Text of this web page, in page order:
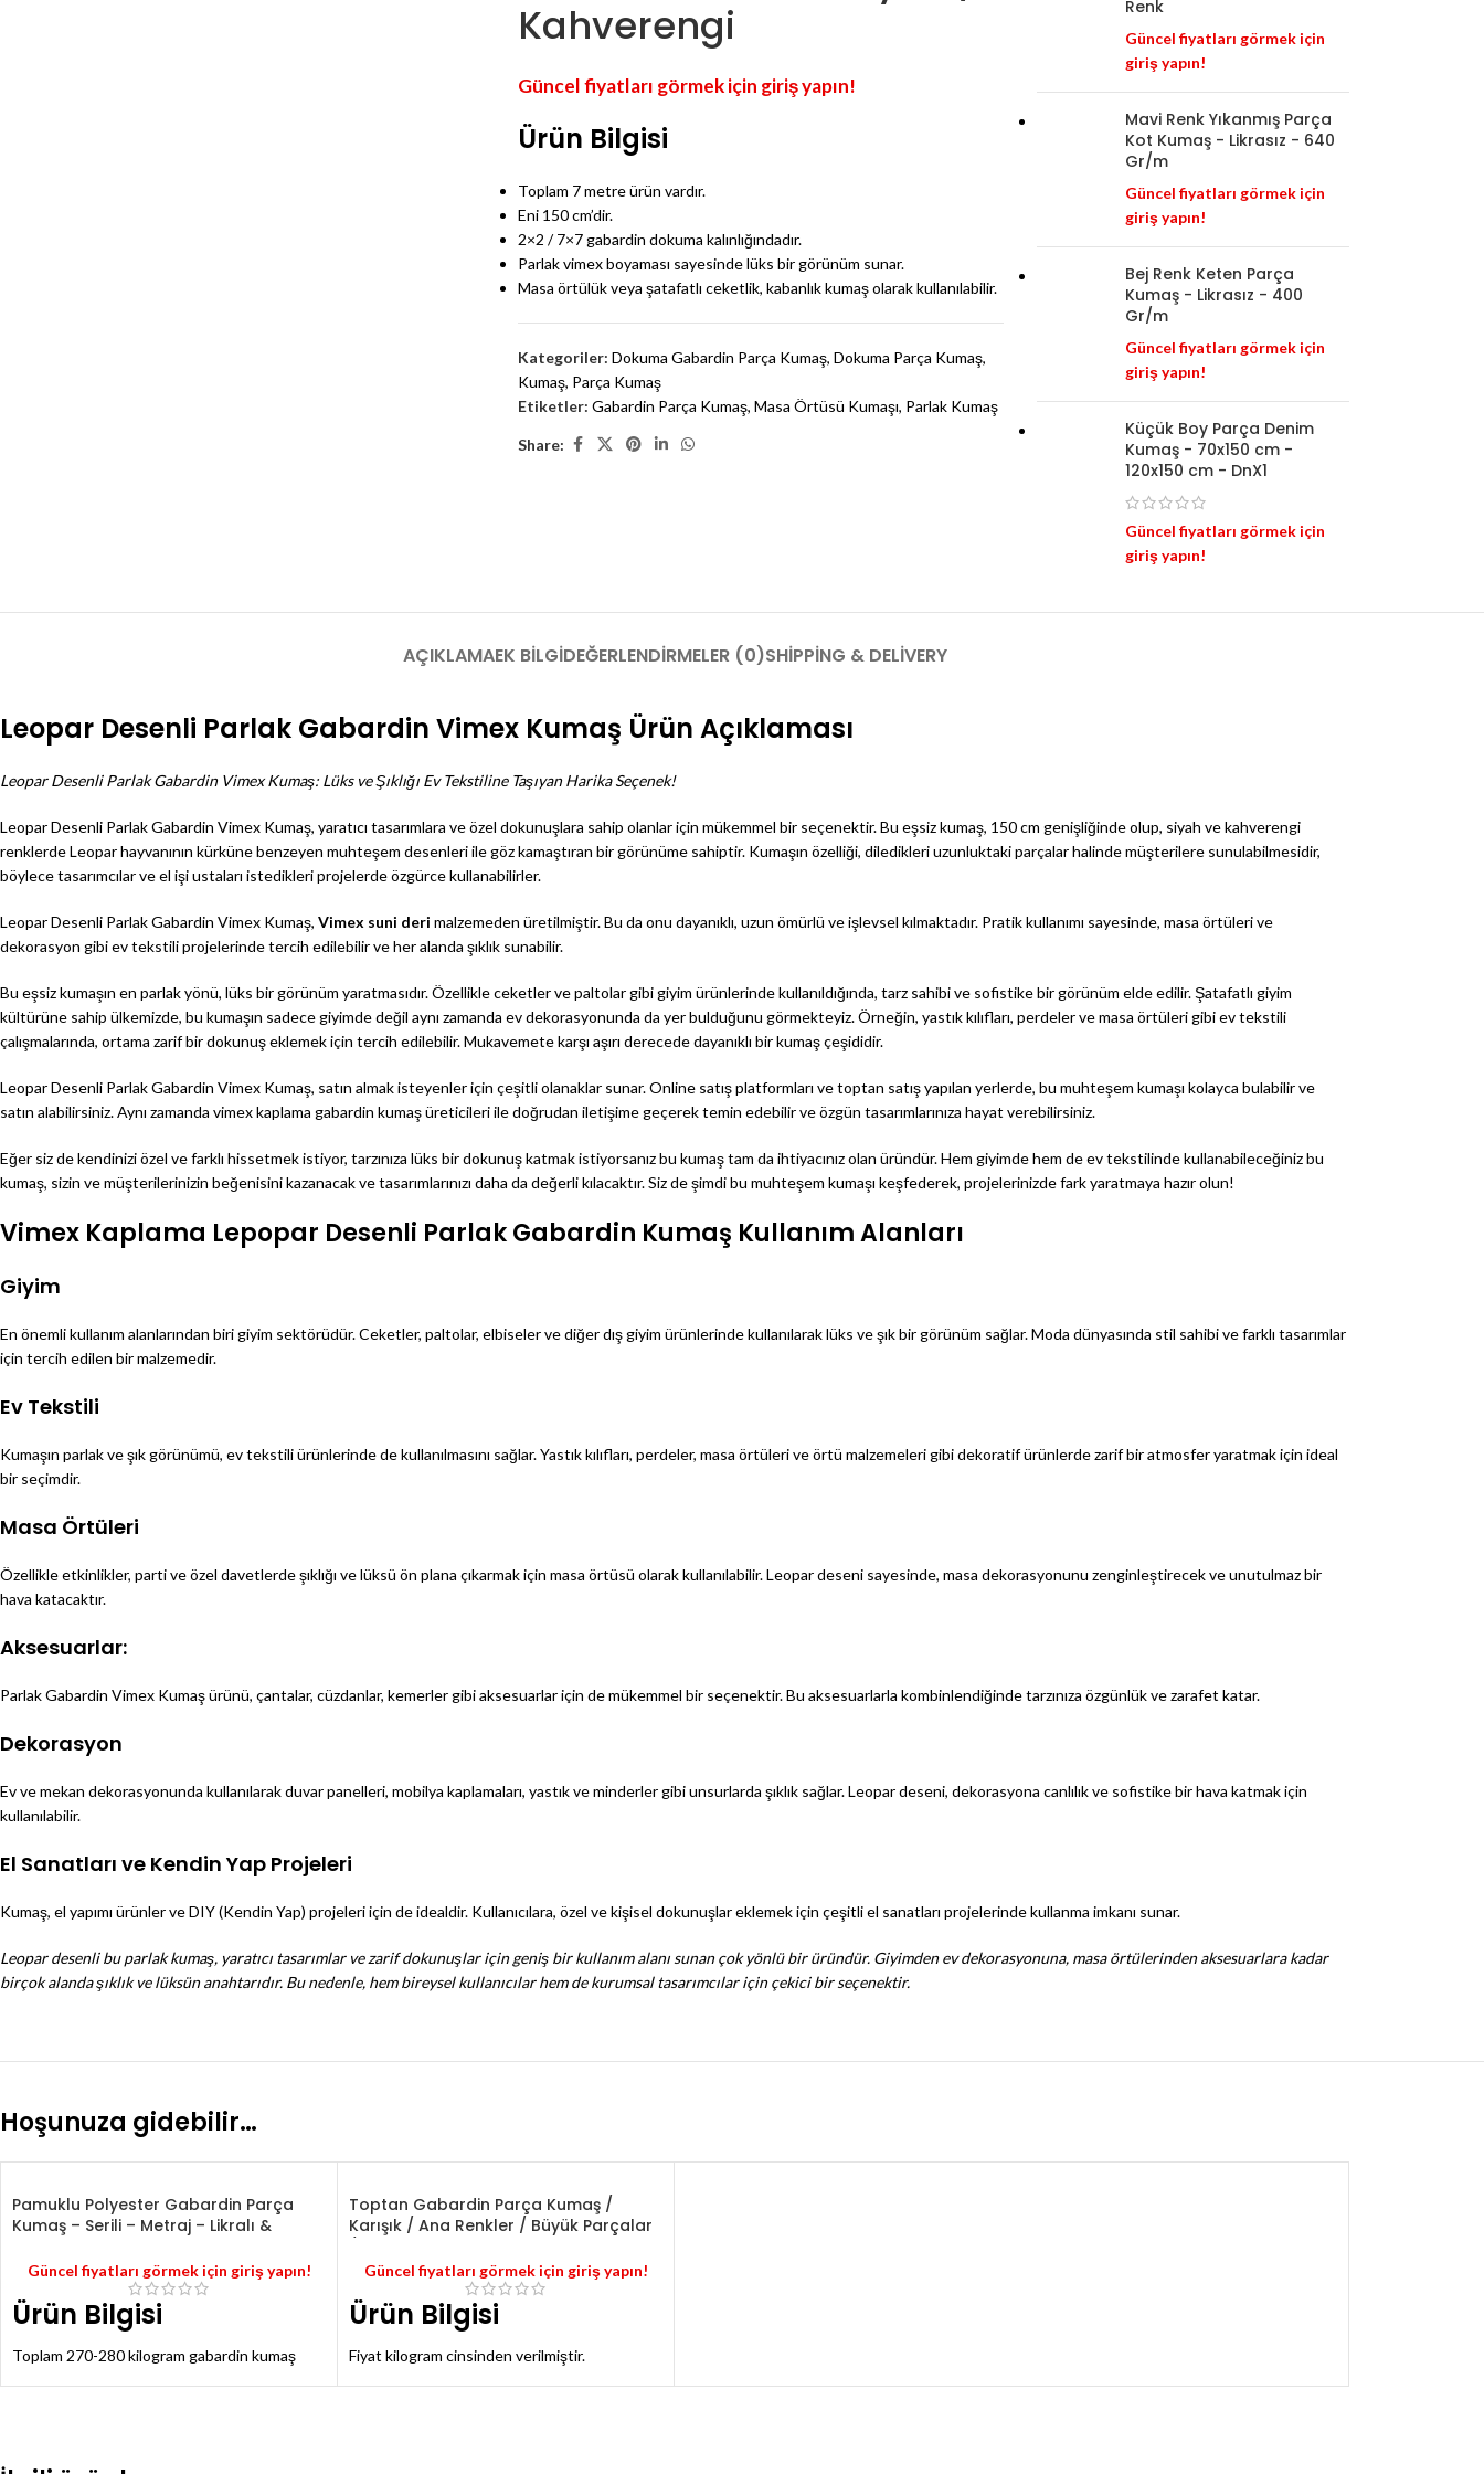
Kahverengi
Güncel fiyatları görmek için giriş yapın!
Ürün Bilgisi
Toplam 7 metre ürün vardır.
Eni 150 cm’dir.
2×2 / 7×7 gabardin dokuma kalınlığındadır.
Parlak vimex boyaması sayesinde lüks bir görünüm sunar.
Masa örtülük veya şatafatlı ceketlik, kabanlık kumaş olarak kullanılabilir.
Kategoriler: Dokuma Gabardin Parça Kumaş, Dokuma Parça Kumaş,
Kumaş, Parça Kumaş
Etiketler: Gabardin Parça Kumaş, Masa Örtüsü Kumaşı, Parlak Kumaş
Share:
Renk
Güncel fiyatları görmek için
giriş yapın!
Mavi Renk Yıkanmış Parça
Kot Kumaş - Likrasız - 640
Gr/m
Güncel fiyatları görmek için
giriş yapın!
Bej Renk Keten Parça
Kumaş - Likrasız - 400
Gr/m
Güncel fiyatları görmek için
giriş yapın!
Küçük Boy Parça Denim
Kumaş - 70x150 cm -
120x150 cm - DnX1
Güncel fiyatları görmek için
giriş yapın!
AÇIKLAMAEK BILGIDEĞERLENDIRMELER (0)SHIPPING & DELIVERY
Leopar Desenli Parlak Gabardin Vimex Kumaş Ürün Açıklaması
Leopar Desenli Parlak Gabardin Vimex Kumaş: Lüks ve Şıklığı Ev Tekstiline Taşıyan Harika Seçenek!
Leopar Desenli Parlak Gabardin Vimex Kumaş, yaratıcı tasarımlara ve özel dokunuşlara sahip olanlar için mükemmel bir seçenektir. Bu eşsiz kumaş, 150 cm genişliğinde olup, siyah ve kahverengi
renklerde Leopar hayvanının kürküne benzeyen muhteşem desenleri ile göz kamaştıran bir görünüme sahiptir. Kumaşın özelliği, diledikleri uzunluktaki parçalar halinde müşterilere sunulabilmesidir,
böylece tasarımcılar ve el işi ustaları istedikleri projelerde özgürce kullanabilirler.
Leopar Desenli Parlak Gabardin Vimex Kumaş, Vimex suni deri malzemeden üretilmiştir. Bu da onu dayanıklı, uzun ömürlü ve işlevsel kılmaktadır. Pratik kullanımı sayesinde, masa örtüleri ve
dekorasyon gibi ev tekstili projelerinde tercih edilebilir ve her alanda şıklık sunabilir.
Bu eşsiz kumaşın en parlak yönü, lüks bir görünüm yaratmasıdır. Özellikle ceketler ve paltolar gibi giyim ürünlerinde kullanıldığında, tarz sahibi ve sofistike bir görünüm elde edilir. Şatafatlı giyim
kültürüne sahip ülkemizde, bu kumaşın sadece giyimde değil aynı zamanda ev dekorasyonunda da yer bulduğunu görmekteyiz. Örneğin, yastık kılıfları, perdeler ve masa örtüleri gibi ev tekstili
çalışmalarında, ortama zarif bir dokunuş eklemek için tercih edilebilir. Mukavemete karşı aşırı derecede dayanıklı bir kumaş çeşididir.
Leopar Desenli Parlak Gabardin Vimex Kumaş, satın almak isteyenler için çeşitli olanaklar sunar. Online satış platformları ve toptan satış yapılan yerlerde, bu muhteşem kumaşı kolayca bulabilir ve
satın alabilirsiniz. Aynı zamanda vimex kaplama gabardin kumaş üreticileri ile doğrudan iletişime geçerek temin edebilir ve özgün tasarımlarınıza hayat verebilirsiniz.
Eğer siz de kendinizi özel ve farklı hissetmek istiyor, tarzınıza lüks bir dokunuş katmak istiyorsanız bu kumaş tam da ihtiyacınız olan üründür. Hem giyimde hem de ev tekstilinde kullanabileceğiniz bu
kumaş, sizin ve müşterilerinizin beğenisini kazanacak ve tasarımlarınızı daha da değerli kılacaktır. Siz de şimdi bu muhteşem kumaşı keşfederek, projelerinizde fark yaratmaya hazır olun!
Vimex Kaplama Lepopar Desenli Parlak Gabardin Kumaş Kullanım Alanları
Giyim
En önemli kullanım alanlarından biri giyim sektörüdür. Ceketler, paltolar, elbiseler ve diğer dış giyim ürünlerinde kullanılarak lüks ve şık bir görünüm sağlar. Moda dünyasında stil sahibi ve farklı tasarımlar
için tercih edilen bir malzemedir.
Ev Tekstili
Kumaşın parlak ve şık görünümü, ev tekstili ürünlerinde de kullanılmasını sağlar. Yastık kılıfları, perdeler, masa örtüleri ve örtü malzemeleri gibi dekoratif ürünlerde zarif bir atmosfer yaratmak için ideal
bir seçimdir.
Masa Örtüleri
Özellikle etkinlikler, parti ve özel davetlerde şıklığı ve lüksü ön plana çıkarmak için masa örtüsü olarak kullanılabilir. Leopar deseni sayesinde, masa dekorasyonunu zenginleştirecek ve unutulmaz bir
hava katacaktır.
Aksesuarlar:
Parlak Gabardin Vimex Kumaş ürünü, çantalar, cüzdanlar, kemerler gibi aksesuarlar için de mükemmel bir seçenektir. Bu aksesuarlarla kombinlendiğinde tarzınıza özgünlük ve zarafet katar.
Dekorasyon
Ev ve mekan dekorasyonunda kullanılarak duvar panelleri, mobilya kaplamaları, yastık ve minderler gibi unsurlarda şıklık sağlar. Leopar deseni, dekorasyona canlılık ve sofistike bir hava katmak için
kullanılabilir.
El Sanatları ve Kendin Yap Projeleri
Kumaş, el yapımı ürünler ve DIY (Kendin Yap) projeleri için de idealdir. Kullanıcılara, özel ve kişisel dokunuşlar eklemek için çeşitli el sanatları projelerinde kullanma imkanı sunar.
Leopar desenli bu parlak kumaş, yaratıcı tasarımlar ve zarif dokunuşlar için geniş bir kullanım alanı sunan çok yönlü bir üründür. Giyimden ev dekorasyonuna, masa örtülerinden aksesuarlara kadar
birçok alanda şıklık ve lüksün anahtarıdır. Bu nedenle, hem bireysel kullanıcılar hem de kurumsal tasarımcılar için çekici bir seçenektir.
Hoşunuza gidebilir…
Pamuklu Polyester Gabardin Parça
Kumaş – Serili – Metraj – Likralı &
Güncel fiyatları görmek için giriş yapın!
Ürün Bilgisi
Toplam 270-280 kilogram gabardin kumaş
Toptan Gabardin Parça Kumaş /
Karışık / Ana Renkler / Büyük Parçalar
Güncel fiyatları görmek için giriş yapın!
Ürün Bilgisi
Fiyat kilogram cinsinden verilmiştir.